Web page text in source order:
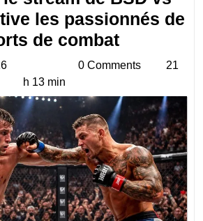
les passionnés de
de combatPourquoi
le
de
BSD
vs
Poirier
captive
les
juillet
2026
0 Comments
21
h 13 min